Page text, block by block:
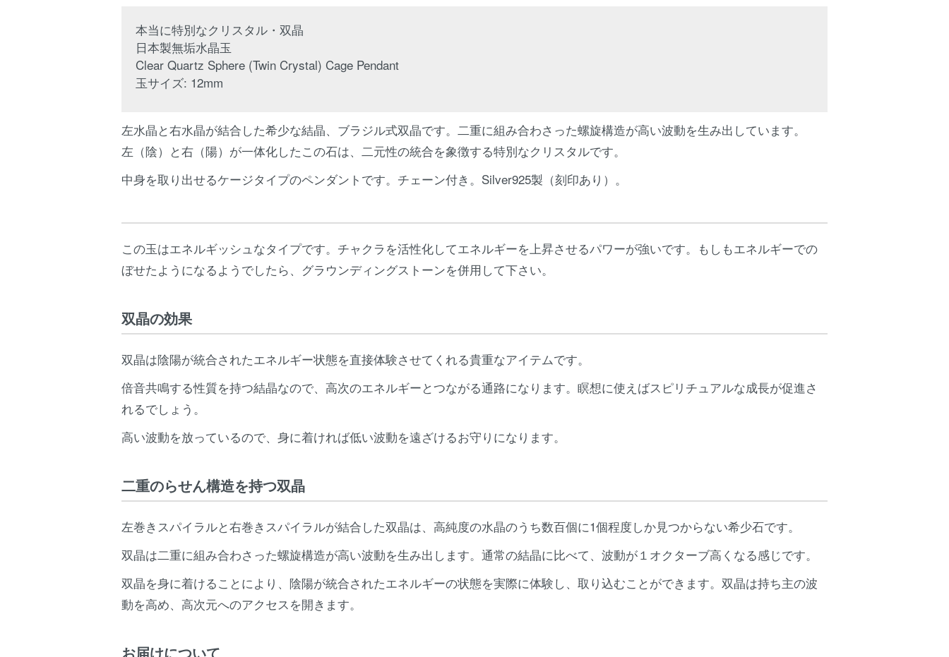
本当に特別なクリスタル・双晶
日本製無垢水晶玉
Clear Quartz Sphere (Twin Crystal) Cage Pendant
玉サイズ: 12mm
左水晶と右水晶が結合した希少な結晶、ブラジル式双晶です。二重に組み合わさった螺旋構造が高い波動を生み出しています。
左（陰）と右（陽）が一体化したこの石は、二元性の統合を象徴する特別なクリスタルです。
中身を取り出せるケージタイプのペンダントです。チェーン付き。Silver925製（刻印あり）。
この玉はエネルギッシュなタイプです。チャクラを活性化してエネルギーを上昇させるパワーが強いです。もしもエネルギーでの
ぼせたようになるようでしたら、グラウンディングストーンを併用して下さい。
双晶の効果
双晶は陰陽が統合されたエネルギー状態を直接体験させてくれる貴重なアイテムです。
倍音共鳴する性質を持つ結晶なので、高次のエネルギーとつながる通路になります。瞑想に使えばスピリチュアルな成長が促進さ
れるでしょう。
高い波動を放っているので、身に着ければ低い波動を遠ざけるお守りになります。
二重のらせん構造を持つ双晶
左巻きスパイラルと右巻きスパイラルが結合した双晶は、高純度の水晶のうち数百個に1個程度しか見つからない希少石です。
双晶は二重に組み合わさった螺旋構造が高い波動を生み出します。通常の結晶に比べて、波動が１オクターブ高くなる感じです。
双晶を身に着けることにより、陰陽が統合されたエネルギーの状態を実際に体験し、取り込むことができます。双晶は持ち主の波
動を高め、高次元へのアクセスを開きます。
お届けについて